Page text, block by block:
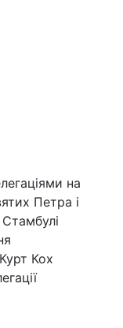
на
Петра і
Кох